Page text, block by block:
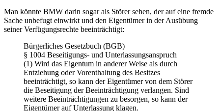
Man könnte BMW darin sogar als Störer sehen, der auf eine fremde
Sache unbefugt einwirkt und den Eigentümer in der Ausübung
seiner Verfügungsrechte beeinträchtigt:
Bürgerliches Gesetzbuch (BGB)
§ 1004 Beseitigungs- und Unterlassungsanspruch
(1) Wird das Eigentum in anderer Weise als durch
Entziehung oder Vorenthaltung des Besitzes
beeinträchtigt, so kann der Eigentümer von dem Störer
die Beseitigung der Beeinträchtigung verlangen. Sind
weitere Beeinträchtigungen zu besorgen, so kann der
Eigentümer auf Unterlassung klagen.